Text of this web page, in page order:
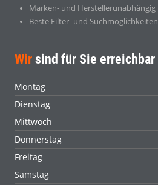
Marken- und Herstellerunabhängig
Beste Filter- und Suchmöglichkeiten
Wir sind für Sie erreichbar
Montag
Dienstag
Mittwoch
Donnerstag
Freitag
Samstag